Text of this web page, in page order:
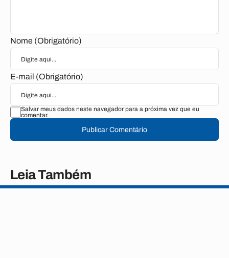
Nome (Obrigatório)
E-mail (Obrigatório)
Salvar meus dados neste navegador para a próxima vez que eu
comentar.
Publicar Comentário
Leia Também